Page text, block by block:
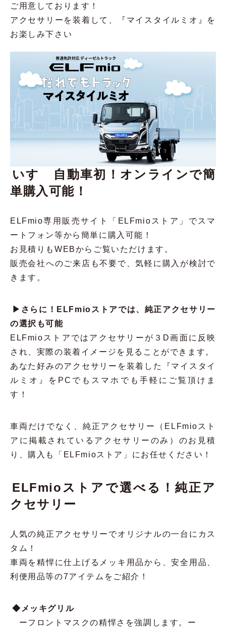
ご用意しております！
アクセサリーを装着して、『マイスタイルミオ』を
お楽しみ下さい
いすゞ自動車初！オンラインで簡
単購入可能！
ELFmio専用販売サイト「ELFmioストア」でスマ
ートフォン等から簡単に購入可能！
お見積りもWEBからご覧いただけます。
販売会社へのご来店も不要で、気軽に購入が検討で
きます。
▶さらに！ELFmioストアでは、純正アクセサリー
の選択も可能
ELFmioストアではアクセサリーが３D画面に反映
され、実際の装着イメージを見ることができます。
あなた好みのアクセサリーを装着した『マイスタイ
ルミオ』をPCでもスマホでも手軽にご覧頂けま
す！
車両だけでなく、純正アクセサリー（ELFmioスト
アに掲載されているアクセサリーのみ ）のお見積
り、購入も「ELFmioストア」にお任せください！
ELFmioストアで選べる！純正ア
クセサリー
人気の純正アクセサリーでオリジナルの一台にカス
タム！
車両を精悍に仕上げるメッキ用品から、安全用品、
利便用品等の7アイテムをご紹介！
◆メッキグリル
ーフロントマスクの精悍さを強調します。 ー